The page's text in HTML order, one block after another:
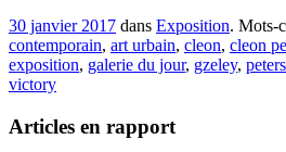
30 janvier 2017 dans Exposition. Mots-
contemporain, art urbain, cleon, cleon
exposition, galerie du jour, gzeley,
victory
Articles en rapport